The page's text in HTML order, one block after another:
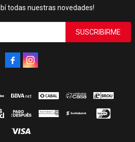
todas nuestras novedades!
SUSCRIBIRME
 